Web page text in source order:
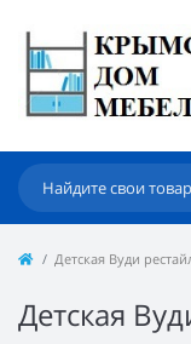
Детская Вуди
Детская